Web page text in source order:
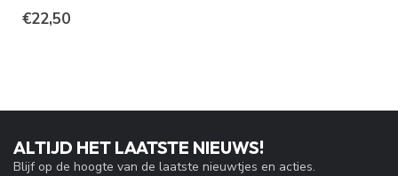
€22,50
ALTIJD HET LAATSTE NIEUWS!
Blijf op de hoogte van de laatste nieuwtjes en acties.